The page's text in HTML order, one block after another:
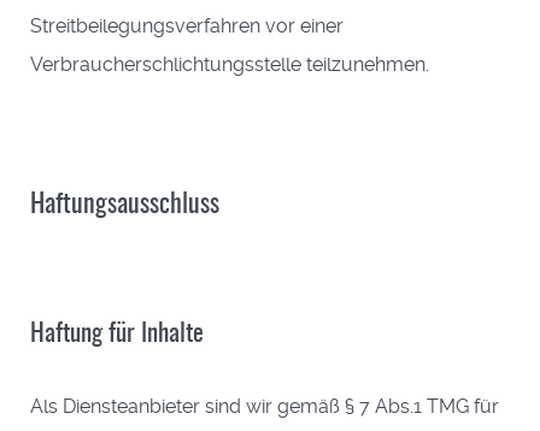
Streitbeilegungsverfahren vor einer
Verbraucherschlichtungsstelle teilzunehmen.
Haftungsausschluss
Haftung für Inhalte
Als Diensteanbieter sind wir gemäß § 7 Abs.1 TMG für